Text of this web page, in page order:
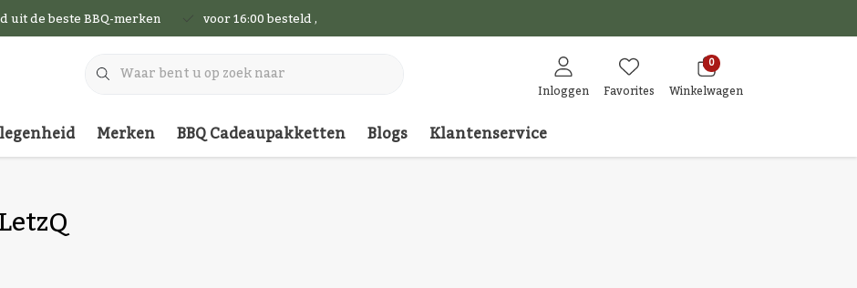
uit de beste BBQ-merken voor 16:00 besteld , vandaag nog verzonden
Inloggen Favorites
0
Winkelwagen
Merken BBQ Cadeaupakketten Blogs Klantenservice
LetzQ